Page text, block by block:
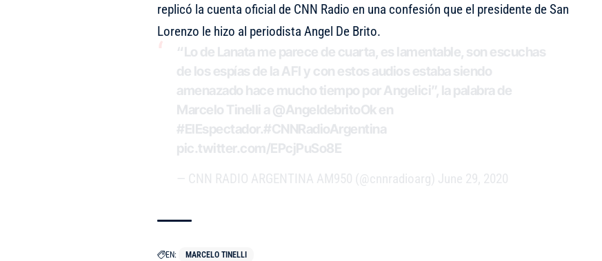
replicó la cuenta oficial de CNN Radio en una confesión que el presidente de San
Lorenzo le hizo al periodista Angel De Brito.
“Lo de Lanata me parece de cuarta, es lamentable, son escuchas
de los espías de la AFI y con estos audios estaba siendo
amenazado hace mucho tiempo por Angelici”, la palabra de
Marcelo Tinelli a @AngeldebritoOken
#ElEspectador.#CNNRadioArgentina
pic.twitter.com/EPcjPuSo8E
— CNN RADIO ARGENTINA AM950 (@cnnradioarg) June 29, 2020
EN: MARCELO TINELLI